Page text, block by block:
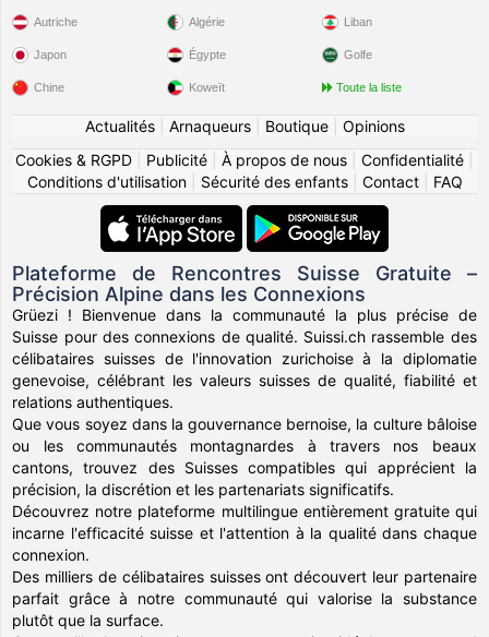
Autriche
Japon
Chine
Algérie
Égypte
Koweït
Liban
Golfe
Toute la liste
Actualités| Arnaqueurs| Boutique| Opinions
Cookies & RGPD
Publicité À propos de nous Confidentialité
Conditions d'utilisation| Sécurité des enfants| Contact| FAQ
Plateforme de Rencontres Suisse Gratuite –
Précision Alpine dans les Connexions
Grüezi ! Bienvenue dans la communauté la plus précise de
Suisse pour des connexions de qualité. Suissi.ch rassemble des
célibataires suisses de l'innovation zurichoise à la diplomatie
genevoise, célébrant les valeurs suisses de qualité, fiabilité et
relations authentiques.
Que vous soyez dans la gouvernance bernoise, la culture bâloise
ou les communautés montagnardes à travers nos beaux
cantons, trouvez des Suisses compatibles qui apprécient la
précision, la discrétion et les partenariats significatifs.
Découvrez notre plateforme multilingue entièrement gratuite qui
incarne l'efficacité suisse et l'attention à la qualité dans chaque
connexion.
Des milliers de célibataires suisses ont découvert leur partenaire
parfait grâce à notre communauté qui valorise la substance
plutôt que la surface.